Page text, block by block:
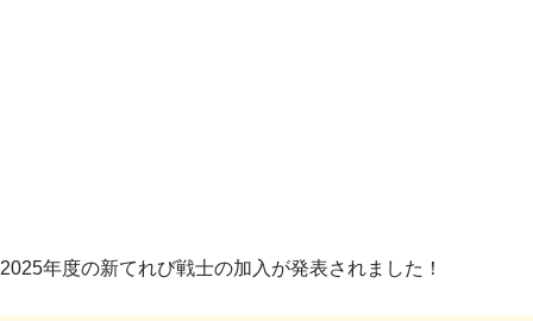
2025年度の新てれび戦士の加入が発表されました！